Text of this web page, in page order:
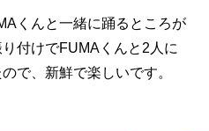
くんと一緒に踊るところが
付けでFUMAくんと2人に
で、新鮮で楽しいです。